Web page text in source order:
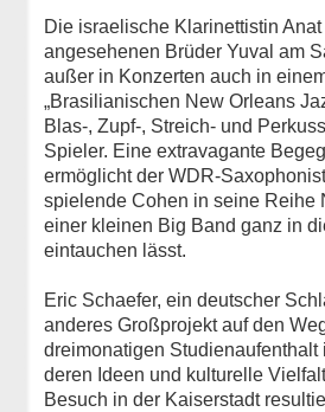
Die israelische Klarinettistin
angesehenen Brüder Yuval am
außer in Konzerten auch in
„Brasilianischen New Orleans
Blas-, Zupf-, Streich- und
Spieler. Eine extravagante
ermöglicht der WDR-
spielende Cohen in seine Reihe
einer kleinen Big Band ganz in
eintauchen lässt.
Eric Schaefer, ein deutscher
anderes Großprojekt auf den
dreimonatigen
deren Ideen und kulturelle
Besuch in der Kaiserstadt